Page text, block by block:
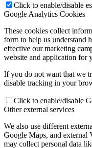
Click to enable/disable
Google Analytics Cookies
These cookies collect
form to help us understand
effective our marketing
website and application for
If you do not want that we
disable tracking in your
Click to enable/disable
Other external services
We also use different
Google Maps, and external
may collect personal data